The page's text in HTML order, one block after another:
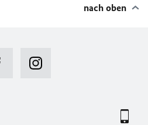
nach oben